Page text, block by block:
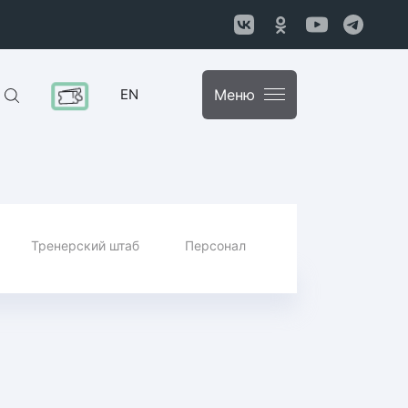
EN Меню
Тренерский штаб Персонал